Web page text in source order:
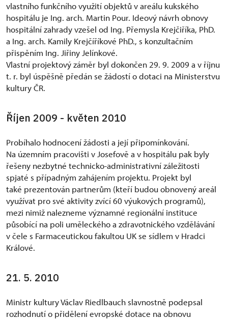
vlastního funkčního využití objektů v areálu kukského
hospitálu je Ing. arch. Martin Pour. Ideový návrh obnovy
hospitální zahrady vzešel od Ing. Přemysla Krejčiříka, PhD.
a Ing. arch. Kamily Krejčíříkové PhD., s konzultačním
přispěním Ing. Jiřiny Jelínkové.
Vlastní projektový záměr byl dokončen 29. 9. 2009 a v říjnu
t. r. byl úspěšně předán se žádostí o dotaci na Ministerstvu
kultury ČR.
Říjen 2009 - květen 2010
Probíhalo hodnocení žádosti a její připomínkování.
Na územním pracovišti v Josefově a v hospitálu pak byly
řešeny nezbytné technicko-administrativní záležitosti
spjaté s případným zahájením projektu. Projekt byl
také prezentován partnerům (kteří budou obnovený areál
využívat pro své aktivity zvící 60 výukových programů),
mezi nimiž nalezneme významné regionální instituce
působící na poli uměleckého a zdravotnického vzdělávání
v čele s Farmaceutickou fakultou UK se sídlem v Hradci
Králové.
21. 5. 2010
Ministr kultury Václav Riedlbauch slavnostně podepsal
rozhodnutí o přidělení evropské dotace na obnovu